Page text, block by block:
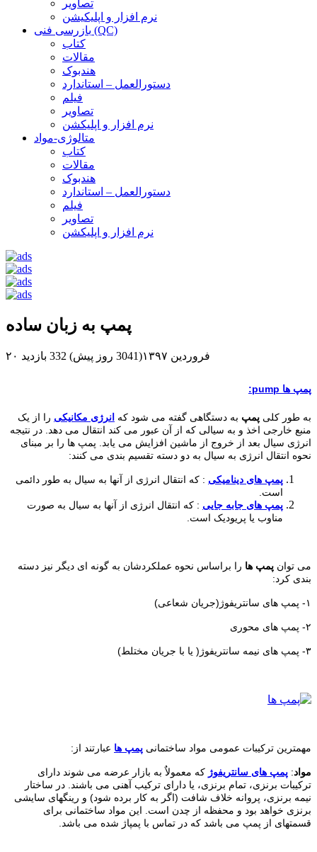
تصاویر
نرم افزار و اپلیکیشن
بازرسی فنی (QC)
کتاب
مقالات
هندبوک
دستورالعمل – استاندارد
فیلم
تصاویر
نرم افزار و اپلیکشن
متالوژی-مواد
کتاب
مقالات
هندبوک
دستورالعمل – استاندارد
فیلم
تصاویر
نرم افزار و اپلیکشن
پمپ به زبان ساده
۲۰ فروردین ۱۳۹۷(3041 روز پیش) 332 بازدید
پمپ ها pump:
به طور کلی پمپ به دستگاهی گفته می شود که انرژی مکانیکی را از یک
منبع خارجی اخذ و به سیالی که از آن عبور می کند انتقال می دهد. در نتیجه
انرژی سیال بعد از خروج از ماشین افزایش می یابد. پمپ ها را بر مبنای
نحوه انتقال انرژی به سیال به دو دسته تقسیم بندی می کنند:
پمپ های دینامیکی : که انتقال انرژی از آنها به سیال به طور دائمی
است.
پمپ های جابه جایی : که انتقال انرژی از آنها به سیال به صورت
مناوب یا پریودیک است.
می توان پمپ ها را براساس نحوه عملکردشان به گونه ای دیگر نیز دسته
بندی کرد:
۱- پمپ های سانتریفوژ(جریان شعاعی)
۲- پمپ های محوری
۳- پمپ های نیمه سانتریفوژ( یا با جریان مختلط)
مهمترین ترکیبات عمومی مواد ساختمانی پمپ ها عبارتند از:
مواد: پمپ های سانتریفوژ که معمولاٌ به بازار عرضه می شوند دارای
ترکیبات برنزی، تمام برنزی، یا دارای ترکیب آهنی می باشند. در ساختار
نیمه برنزی، پروانه خلاف شافت (اگر به کار برده شود) و رینگهای سایشی
برنزی خواهد بود و محفظه از چدن است. این مواد ساختمانی برای
قسمتهای از پمپ می باشد که در تماس با پمپاژ شده می باشد.